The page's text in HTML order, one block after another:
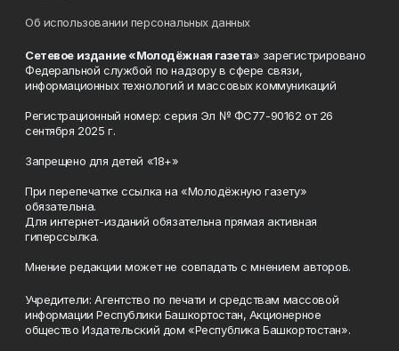
Об использовании персональных данных
Сетевое издание «Молодёжная газета» зарегистрировано
Федеральной службой по надзору в сфере связи,
информационных технологий и массовых коммуникаций
Регистрационный номер: серия Эл № ФС77-90162 от 26
сентября 2025 г.
Запрещено для детей «18+»
При перепечатке ссылка на «Молодёжную газету»
обязательна.
Для интернет-изданий обязательна прямая активная
гиперссылка.
Мнение редакции может не совпадать с мнением авторов.
Учредители: Агентство по печати и средствам массовой
информации Республики Башкортостан, Акционерное
общество Издательский дом «Республика Башкортостан».